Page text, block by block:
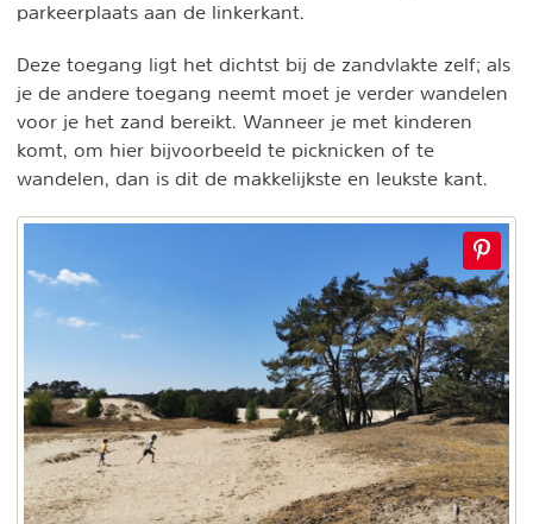
parkeerplaats aan de linkerkant.
Deze toegang ligt het dichtst bij de zandvlakte zelf; als
je de andere toegang neemt moet je verder wandelen
voor je het zand bereikt. Wanneer je met kinderen
komt, om hier bijvoorbeeld te picknicken of te
wandelen, dan is dit de makkelijkste en leukste kant.